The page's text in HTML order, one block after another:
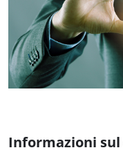
Informazioni sul